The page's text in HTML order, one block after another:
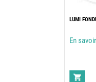
LUMI
En